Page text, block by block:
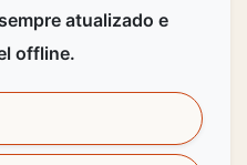
atualizado e
offline.